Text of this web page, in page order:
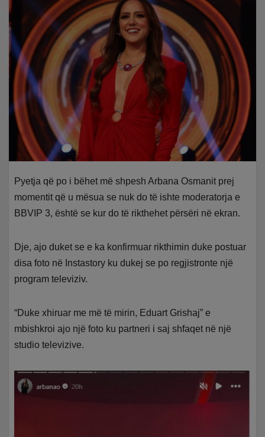
Pyetja që po i bëhet më shpesh Arbana Osmanit prej
momentit që u mësua se nuk do të ishte moderatorja e
BBVIP 3, është se kur do të rikthehet përsëri në ekran.
Dje, ajo duket se e ka konfirmuar rikthimin duke postuar
disa foto në Instastory ku dukej se po regjistronte një
program televiziv.
“Duke xhiruar me më të mirin, Eduart Grishaj” e
mbishkroi ajo një foto ku partneri i saj shfaqet në një
studio televizive.